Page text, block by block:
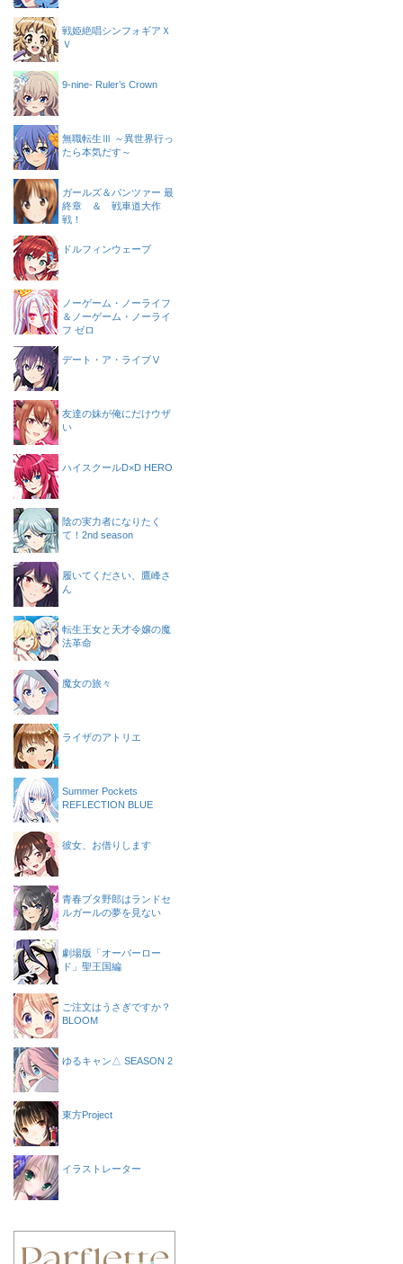
戦姫絶唱シンフォギアＸ
Ｖ
9-nine- Ruler’s Crown
無職転生Ⅲ ～異世界行っ
たら本気だす～
ガールズ＆パンツァー 最
終章 ＆ 戦車道大作
戦！
ドルフィンウェーブ
ノーゲーム・ノーライフ
＆ノーゲーム・ノーライ
フ ゼロ
デート・ア・ライブⅤ
友達の妹が俺にだけウザ
い
ハイスクールD×D HERO
陰の実力者になりたく
て！2nd season
履いてください、鷹峰さ
ん
転生王女と天才令嬢の魔
法革命
魔女の旅々
ライザのアトリエ
Summer Pockets
REFLECTION BLUE
彼女、お借りします
青春ブタ野郎はランドセ
ルガールの夢を見ない
劇場版「オーバーロー
ド」聖王国編
ご注文はうさぎですか？
BLOOM
ゆるキャン△ SEASON 2
東方Project
イラストレーター